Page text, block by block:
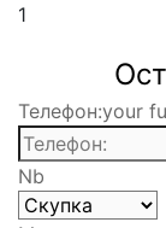
1
Телефон:your
Nb